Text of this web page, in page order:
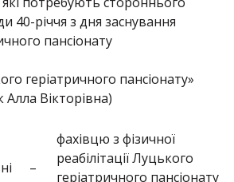
40-річчя з дня заснування
пансіонату
геріатричного пансіонату»
Вікторівна)
–
фахівцю з фізичної
реабілітації Луцького
геріатричного пансіонату